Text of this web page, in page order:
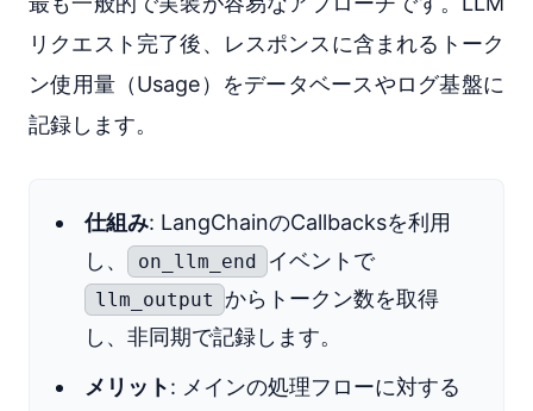
リクエスト完了後、レスポンスに含まれるトーク
ン使用量（Usage）をデータベースやログ基盤に
記録します。
仕組み: LangChainのCallbacksを利用
し、
on_llm_end イベントで
llm_output からトークン数を取得
し、非同期で記録します。
メリット: メインの処理フローに対する